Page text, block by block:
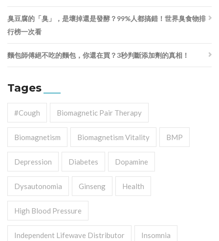
臭豆腐的「臭」，是壞掉還是發酵？99%人都搞錯！世界臭食物排
行榜一次看
麵包師傅絕不吃的麵包，你還在買？3秒判斷添加劑的真相！
Tages
#cough Biomagnetic Pair Therapy
Biomagnetism Biomagnetism Vitality BMP
Depression Diabetes Dopamine
Dysautonomia Ginseng Health
High Blood Pressure
Independent Lifewave Distributor Insomnia